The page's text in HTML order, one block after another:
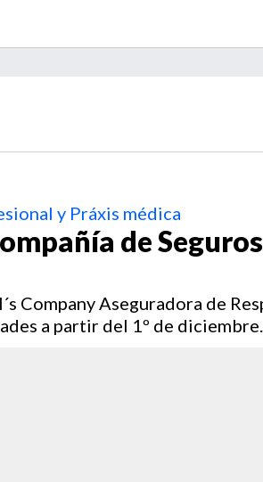
y Práxis médica
de
Company Aseguradora de
a partir del 1º de diciembre.